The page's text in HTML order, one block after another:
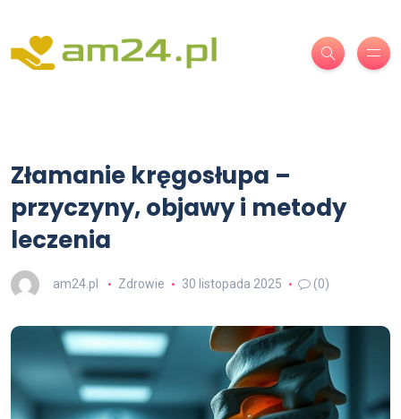
Złamanie kręgosłupa –
przyczyny, objawy i metody
leczenia
am24.pl Zdrowie 30 listopada 2025 (0)